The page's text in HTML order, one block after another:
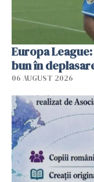
Europa
bun în
06 AUGUST 2026